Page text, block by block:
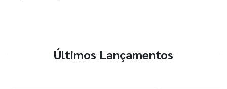
Últimos Lançamentos